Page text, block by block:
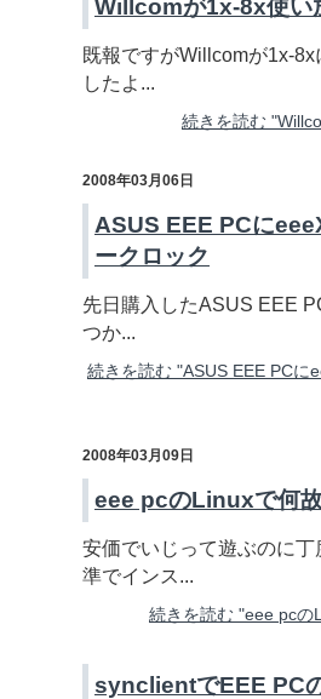
Willcomが1x-8x使い
既報ですがWillcomが1x-
したよ...
続きを読む
2008年03月06日
ASUS EEE PCに
ークロック
先日購入したASUS EEE
つか...
続きを読む "ASUS EEE PCに
2008年03月09日
eee pcのLinuxで何
安価でいじって遊ぶのに
準でインス...
続きを読む "eee pcの
synclientでEEE PC